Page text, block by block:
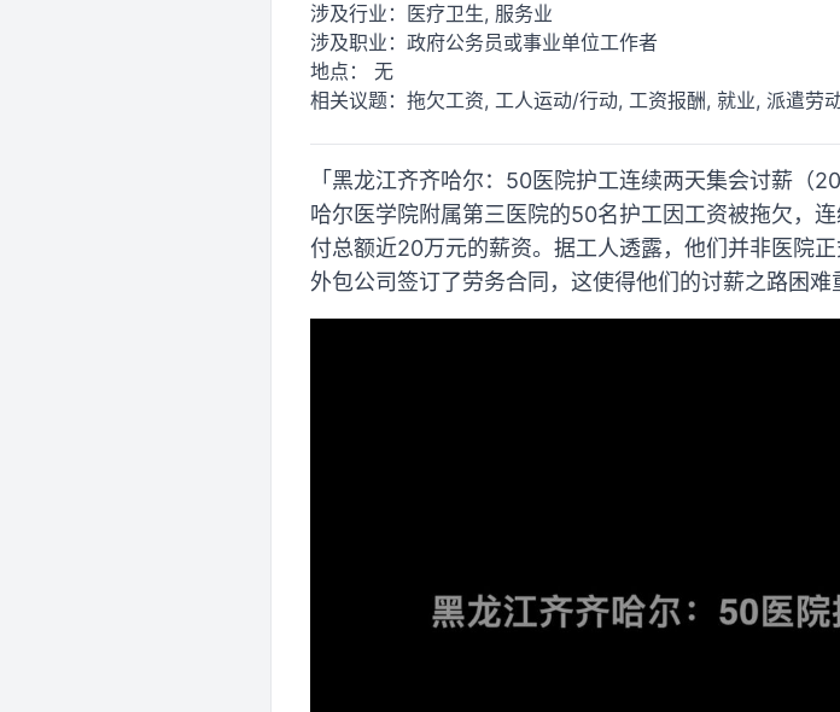
涉及行业： 医疗卫生, 服务业
涉及职业： 政府公务员或事业单位工作者
地点： 无
相关议题： 拖欠工资, 工人运动/行动, 工资报酬, 就业, 派遣劳
「黑龙江齐齐哈尔：50医院护工连续两天集会讨薪
哈尔医学院附属第三医院的50名护工因工资被拖欠，
付总额近20万元的薪资。据工人透露，他们并非医院
外包公司签订了劳务合同，这使得他们的讨薪之路困难